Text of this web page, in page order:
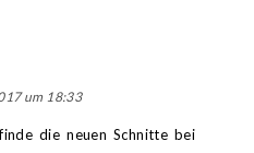
um 18:33
die neuen Schnitte bei